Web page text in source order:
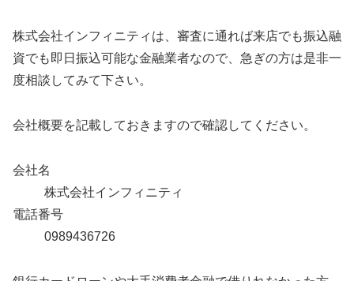
株式会社インフィニティは、審査に通れば来店でも振込融
資でも即日振込可能な金融業者なので、急ぎの方は是非一
度相談してみて下さい。
会社概要を記載しておきますので確認してください。
会社名
株式会社インフィニティ
電話番号
0989436726